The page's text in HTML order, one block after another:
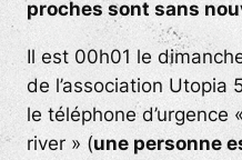
proches sont sans
Il est 00h01 le
de l’association Utopia
le téléphone d’urgence
river » (une personne